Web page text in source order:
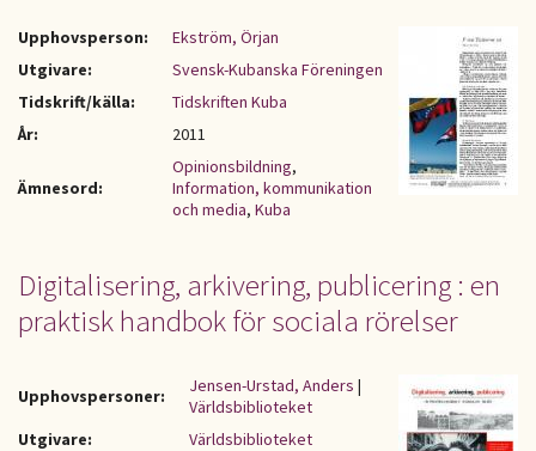
Upphovsperson:
Ekström, Örjan
Utgivare:
Svensk-Kubanska Föreningen
Tidskrift/källa:
Tidskriften Kuba
År:
2011
Ämnesord:
Opinionsbildning,
Information, kommunikation
och media, Kuba
Digitalisering, arkivering, publicering : en
praktisk handbok för sociala rörelser
Upphovspersoner: Jensen-Urstad, Anders |
Världsbiblioteket
Utgivare:
Världsbiblioteket